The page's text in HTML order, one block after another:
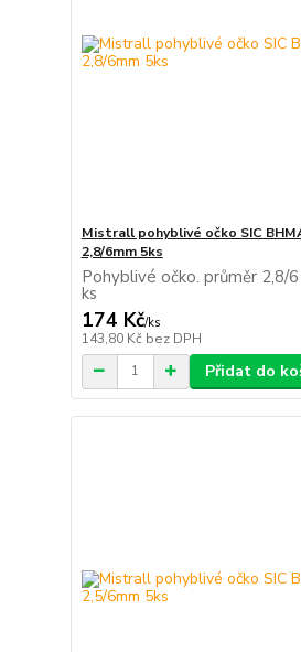
Mistrall pohyblivé očko SIC
2,8/6mm 5ks
Pohyblivé očko. průměr 2,8/
ks
174 Kč/ks
143,80 Kč bez DPH
Přidat do